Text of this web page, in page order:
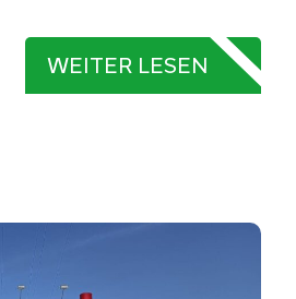
WEITER LESEN